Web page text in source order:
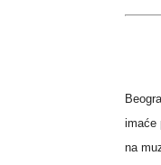
imaće
na